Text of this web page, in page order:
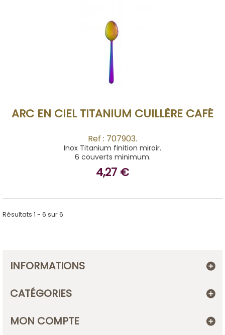
ACHETER
ARC EN CIEL TITANIUM CUILLÈRE CAFÉ
Ref : 707903.
Inox Titanium finition miroir.
6 couverts minimum.
4,27 €
Résultats 1 - 6 sur 6.
INFORMATIONS
CATÉGORIES
MON COMPTE